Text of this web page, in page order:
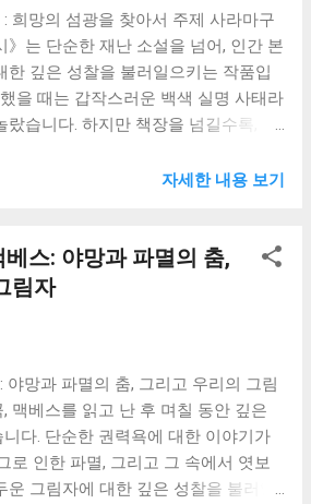
지만, 올리버처럼 희망을 잃지 않고 꾸
것을 다시 한번 깨달았습니다. 마치 제
거리를 걸어가는 듯한 착각에 빠지기
과 희망이 제 감정과 교차하는 순간들
당들의 모습은 제게 인간의 탐욕과 잔
분노를 불러일으켰습니다. 하지만 동
니다. 저는 제 삶 속에서도, 페그리그와
경계해야겠다고 생각했습니다. 남을
을 했습니다. 반면, 브라운로우씨와
: 희망의 섬광을 찾아서 주제 사라마구
》는 단순한 재난 소설을 넘어, 인간 본
한 깊은 성찰을 불러일으키는 작품입
을 때는 갑작스러운 백색 실명 사태라
랐습니다. 하지만 책장을 넘길수록, 눈
았습니다. 사람들은 시력을 잃으면서
저는 책을 읽는 내내 불편함과 섬뜩함
찍한 현실을 엿보는 듯한 기분이었습
가장 인상 깊었던 부분은 바로 '그
에서도 인간성을 잃지 않고 다른 사람
안전을 위협받는 상황에서도 그녀는
고, 눈먼 자들을 돌보고, 질서를 유지
의 행동은 암울한 상황 속에서 한 줄
는 그녀를 보면서 인간의 본성에 대한
자세한 내용 보기
스: 야망과 파멸의 춤,
림자
야망과 파멸의 춤, 그리고 우리의 그림
맥베스를 읽고 난 후 며칠 동안 깊은
다. 단순한 권력욕에 대한 이야기가
로 인한 파멸, 그리고 그 속에서 엿보
그림자에 대한 깊은 성찰을 불러일